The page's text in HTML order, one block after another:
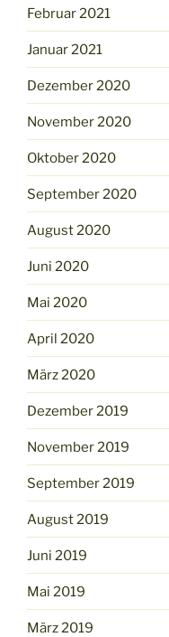
Februar 2021
Januar 2021
Dezember 2020
November 2020
Oktober 2020
September 2020
August 2020
Juni 2020
Mai 2020
April 2020
März 2020
Dezember 2019
November 2019
September 2019
August 2019
Juni 2019
Mai 2019
März 2019